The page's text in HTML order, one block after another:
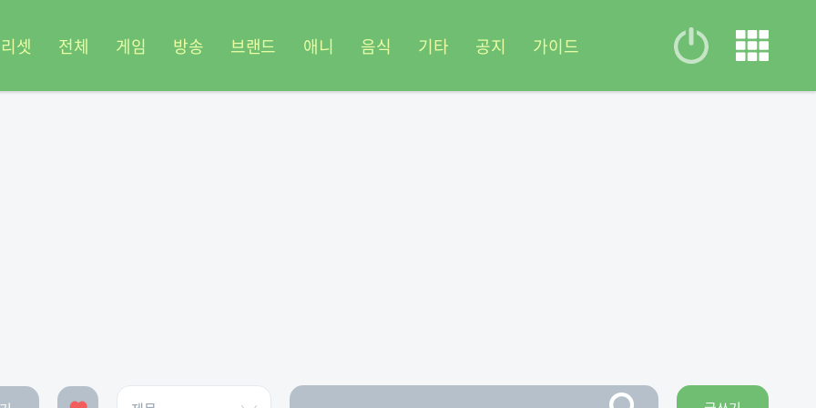
셋 전체 게임 방송 브랜드 애니 음식 기타 공지 가이드